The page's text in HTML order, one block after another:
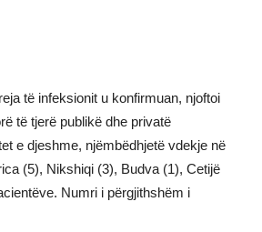
të infeksionit u konfirmuan, njoftoi
të tjerë publikë dhe privatë
e djeshme, njëmbëdhjetë vdekje në
(5), Nikshiqi (3), Budva (1), Cetijë
Numri i përgjithshëm i